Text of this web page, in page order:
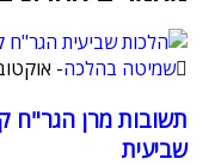
שמיטה בהלכה- אוקטובר 17,
תשובות מרן הגר"ח
שביעית